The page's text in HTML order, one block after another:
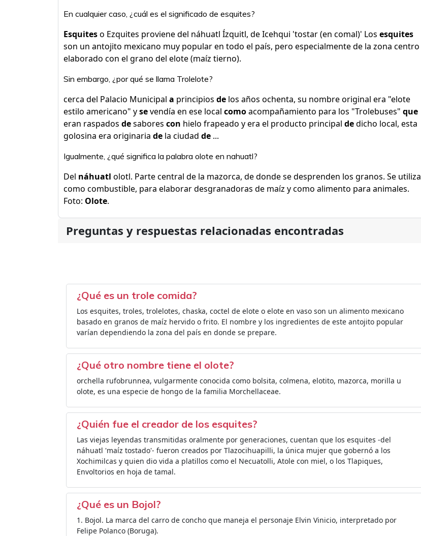
En cualquier caso, ¿cuál es el significado de esquites?
Esquiteso Ezquites proviene del náhuatl Ízquitl, de Icehqui 'tostar (en comal)' Los esquites
son un antojito mexicano muy popular en todo el país, pero especialmente de la zona centro
elaborado con el grano del elote (maíz tierno).
Sin embargo, ¿por qué se llama Trolelote?
cerca del Palacio Municipal a principios de los años ochenta, su nombre original era "elote
estilo americano" ysevendía en ese local comoacompañamiento para los "Trolebuses" que
eran raspados desabores con hielo frapeado y era el producto principal dedicho local, esta
golosina era originaria de la ciudad de ...
Igualmente, ¿qué significa la palabra olote en nahuatl?
Del náhuatl olotl. Parte central de la mazorca, de donde se desprenden los granos. Se utiliza
como combustible, para elaborar desgranadoras de maíz y como alimento para animales.
Foto: Olote.
Preguntas y respuestas relacionadas encontradas
¿Qué es un trole comida?
Los esquites, troles, trolelotes, chaska, coctel de elote o elote en vaso​​ son un alimento mexicano
basado en granos de maíz hervido o frito. El nombre y los ingredientes de este antojito popular
varían dependiendo la zona del país en donde se prepare.
¿Qué otro nombre tiene el olote?
orchella rufobrunnea, vulgarmente conocida como bolsita, colmena, elotito, mazorca, morilla u
olote, es una especie de hongo de la familia Morchellaceae.
¿Quién fue el creador de los esquites?
Las viejas leyendas transmitidas oralmente por generaciones, cuentan que los esquites -del
náhuatl 'maíz tostado'- fueron creados por Tlazocihuapilli, la única mujer que gobernó a los
Xochimilcas y quien dio vida a platillos como el Necuatolli, Atole con miel, o los Tlapiques,
Envoltorios en hoja de tamal.
¿Qué es un Bojol?
1. Bojol. La marca del carro de concho que maneja el personaje Elvin Vinicio, interpretado por
Felipe Polanco (Boruga).